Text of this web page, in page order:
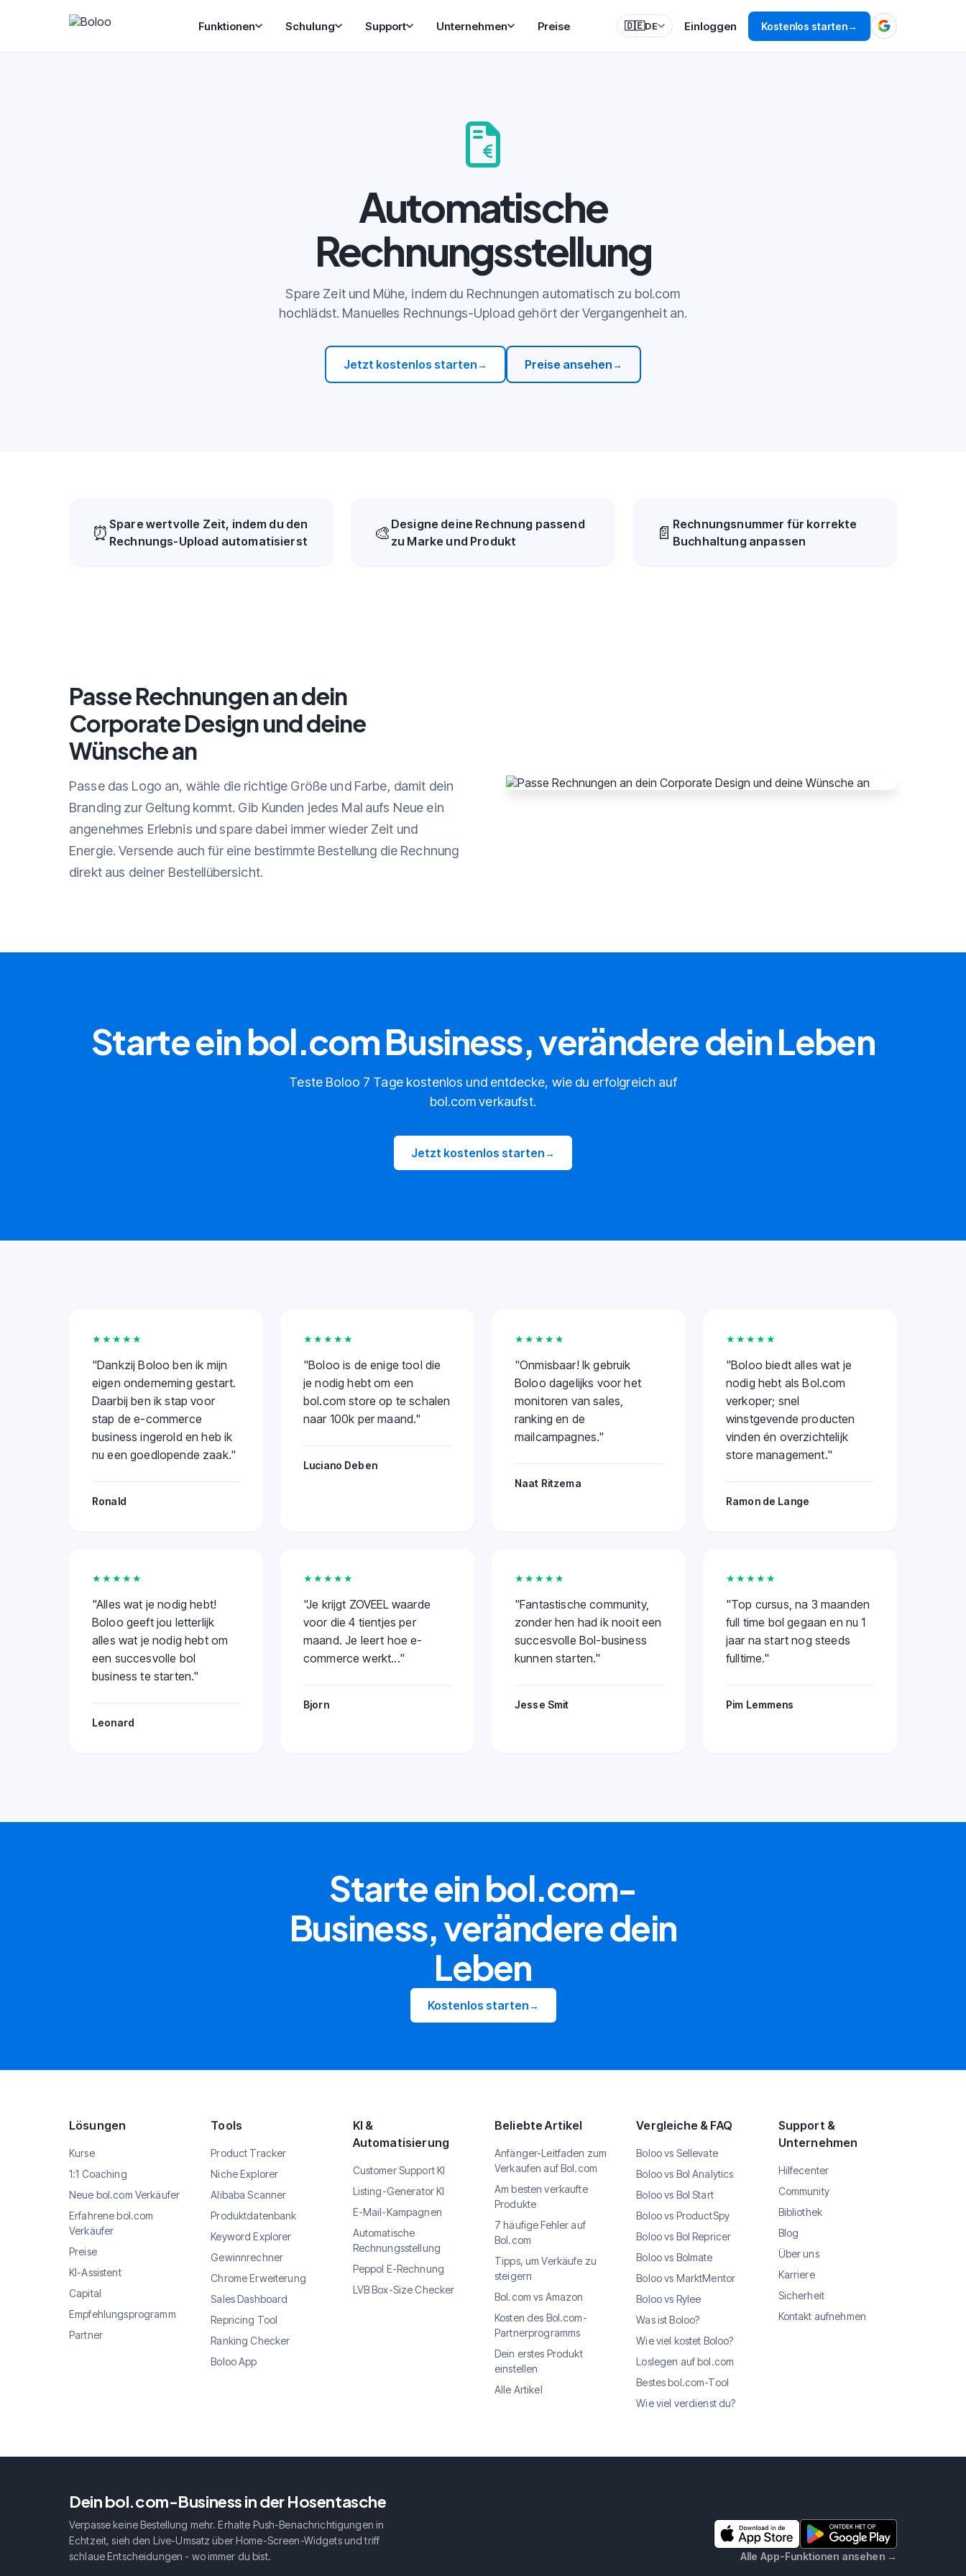
Funktionen Schulung Support Unternehmen Preise 🇩🇪DE Einloggen Kostenlos starten→
Automatische
Rechnungsstellung
Spare Zeit und Mühe, indem du Rechnungen automatisch zu bol.com
hochlädst. Manuelles Rechnungs-Upload gehört der Vergangenheit an.
Jetzt kostenlos starten→ Preise ansehen→
⏰ Spare wertvolle Zeit, indem du den
Rechnungs-Upload automatisierst
🎨 Designe deine Rechnung passend
zu Marke und Produkt
📄 Rechnungsnummer für korrekte
Buchhaltung anpassen
Passe Rechnungen an dein
Corporate Design und deine
Wünsche an
Passe das Logo an, wähle die richtige Größe und Farbe, damit dein
Branding zur Geltung kommt. Gib Kunden jedes Mal aufs Neue ein
angenehmes Erlebnis und spare dabei immer wieder Zeit und
Energie. Versende auch für eine bestimmte Bestellung die Rechnung
direkt aus deiner Bestellübersicht.
Starte ein bol.com Business, verändere dein Leben
Teste Boloo 7 Tage kostenlos und entdecke, wie du erfolgreich auf
bol.com verkaufst.
Jetzt kostenlos starten→
★★★★★
"Dankzij Boloo ben ik mijn
eigen onderneming gestart.
Daarbij ben ik stap voor
stap de e-commerce
business ingerold en heb ik
nu een goedlopende zaak."
Ronald
★★★★★
"Boloo is de enige tool die
je nodig hebt om een
bol.com store op te schalen
naar 100k per maand."
Luciano Deben
★★★★★
"Onmisbaar! Ik gebruik
Boloo dagelijks voor het
monitoren van sales,
ranking en de
mailcampagnes."
Naat Ritzema
★★★★★
"Boloo biedt alles wat je
nodig hebt als Bol.com
verkoper; snel
winstgevende producten
vinden én overzichtelijk
store management."
Ramon de Lange
★★★★★
"Alles wat je nodig hebt!
Boloo geeft jou letterlijk
alles wat je nodig hebt om
een succesvolle bol
business te starten."
Leonard
★★★★★
"Je krijgt ZOVEEL waarde
voor die 4 tientjes per
maand. Je leert hoe e-
commerce werkt..."
Bjorn
★★★★★
"Fantastische community,
zonder hen had ik nooit een
succesvolle Bol-business
kunnen starten."
Jesse Smit
★★★★★
"Top cursus, na 3 maanden
full time bol gegaan en nu 1
jaar na start nog steeds
fulltime."
Pim Lemmens
Starte ein bol.com-
Business, verändere dein
Leben
Kostenlos starten→
Lösungen
Kurse
1:1 Coaching
Neue bol.com Verkäufer
Erfahrene bol.com
Verkäufer
Preise
KI-Assistent
Capital
Empfehlungsprogramm
Partner
Tools
Product Tracker
Niche Explorer
Alibaba Scanner
Produktdatenbank
Keyword Explorer
Gewinnrechner
Chrome Erweiterung
Sales Dashboard
Repricing Tool
Ranking Checker
Boloo App
KI &
Automatisierung
Customer Support KI
Listing-Generator KI
E-Mail-Kampagnen
Automatische
Rechnungsstellung
Peppol E-Rechnung
LVB Box-Size Checker
Beliebte Artikel
Anfänger-Leitfaden zum
Verkaufen auf Bol.com
Am besten verkaufte
Produkte
7 häufige Fehler auf
Bol.com
Tipps, um Verkäufe zu
steigern
Bol.com vs Amazon
Kosten des Bol.com-
Partnerprogramms
Dein erstes Produkt
einstellen
Alle Artikel
Vergleiche & FAQ
Boloo vs Sellevate
Boloo vs Bol Analytics
Boloo vs Bol Start
Boloo vs ProductSpy
Boloo vs Bol Repricer
Boloo vs Bolmate
Boloo vs MarktMentor
Boloo vs Rylee
Was ist Boloo?
Wie viel kostet Boloo?
Loslegen auf bol.com
Bestes bol.com-Tool
Wie viel verdienst du?
Support &
Unternehmen
Hilfecenter
Community
Bibliothek
Blog
Über uns
Karriere
Sicherheit
Kontakt aufnehmen
Dein bol.com-Business in der Hosentasche
Verpasse keine Bestellung mehr. Erhalte Push-Benachrichtigungen in
Echtzeit, sieh den Live-Umsatz über Home-Screen-Widgets und triff
schlaue Entscheidungen - wo immer du bist.
Alle App-Funktionen ansehen →